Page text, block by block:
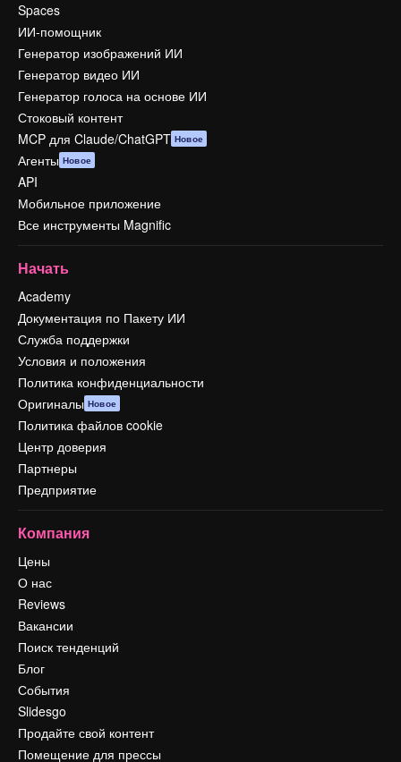
Spaces
ИИ-помощник
Генератор изображений ИИ
Генератор видео ИИ
Генератор голоса на основе ИИ
Стоковый контент
MCP для Claude/ChatGPT Новое
Агенты Новое
API
Мобильное приложение
Все инструменты Magnific
Начать
Academy
Документация по Пакету ИИ
Служба поддержки
Условия и положения
Политика конфиденциальности
Оригиналы Новое
Политика файлов cookie
Центр доверия
Партнеры
Предприятие
Компания
Цены
О нас
Reviews
Вакансии
Поиск тенденций
Блог
События
Slidesgo
Продайте свой контент
Помещение для прессы